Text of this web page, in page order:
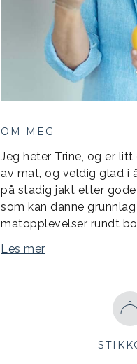
OM MEG
Jeg heter Trine, og er
av mat, og veldig glad i
på stadig jakt etter
som kan danne
matopplevelser rundt
Les mer